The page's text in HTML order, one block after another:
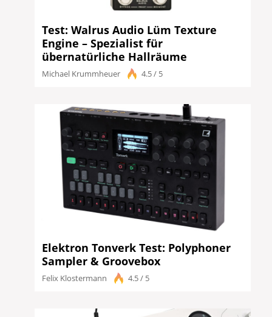
Test: Walrus Audio Lüm Texture
Engine – Spezialist für
übernatürliche Hallräume
Michael Krummheuer 4.5 / 5
Elektron Tonverk Test: Polyphoner
Sampler & Groovebox
Felix Klostermann 4.5 / 5